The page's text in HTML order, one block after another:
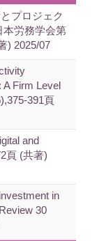
プロジェク
本労務学会第
) 2025/07
A Firm Level
391頁
and
頁 (共著)
in
30